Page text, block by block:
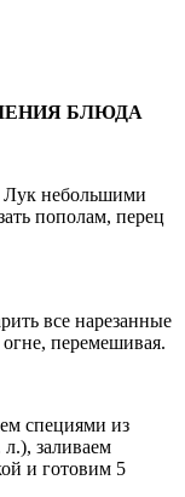
БЛЮДА
Лук небольшими
пополам, перец
все нарезанные
перемешивая.
специями из
заливаем
и готовим 5